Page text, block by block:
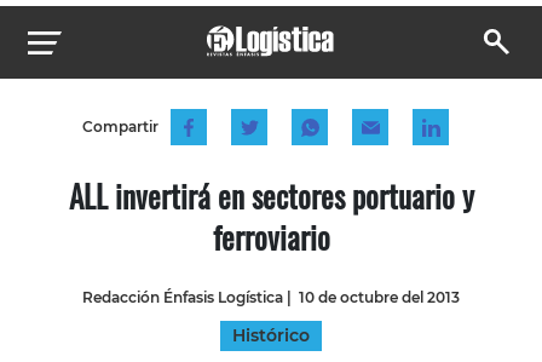
Compartir
ALL invertirá en sectores portuario y
ferroviario
Redacción Énfasis Logística | 10 de octubre del 2013
Histórico